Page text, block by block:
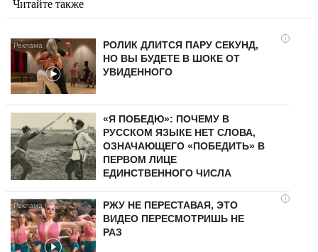
Читайте также
i
РОЛИК ДЛИТСЯ ПАРУ СЕКУНД,
НО ВЫ БУДЕТЕ В ШОКЕ ОТ
УВИДЕННОГО
«Я ПОБЕДЮ»: ПОЧЕМУ В
РУССКОМ ЯЗЫКЕ НЕТ СЛОВА,
ОЗНАЧАЮЩЕГО «ПОБЕДИТЬ» В
ПЕРВОМ ЛИЦЕ
ЕДИНСТВЕННОГО ЧИСЛА
i
РЖУ НЕ ПЕРЕСТАВАЯ, ЭТО
ВИДЕО ПЕРЕСМОТРИШЬ НЕ
РАЗ